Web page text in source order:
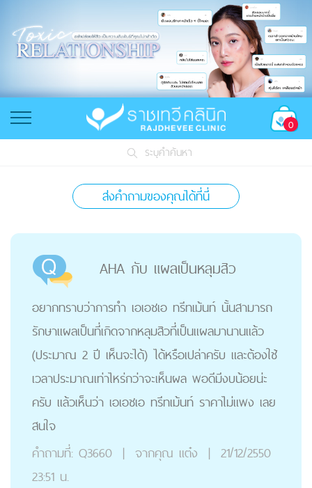
0
ระบุคำค้นหา
ส่งคำถามของคุณได้ที่นี่
AHA กับ แผลเป็นหลุมสิว
อยากทราบว่าการทำ เอเอชเอ ทรีทเม้นท์ นั้นสามารถ
รักษาแผลเป็นที่เกิดจากหลุมสิวที่เป็นแผลมานานแล้ว
(ประมาณ 2 ปี เห็นจะได้) ได้หรือเปล่าครับ และต้องใช้
เวลาประมาณเท่าไหร่กว่าจะเห็นผล พอดีมีงบน้อยน่ะ
ครับ แล้วเห็นว่า เอเอชเอ ทรีทเม้นท์ ราคาไม่แพง เลย
สนใจ
คำถามที่: Q3660 | จากคุณ แต๋ง | 21/12/2550
23:51 น.